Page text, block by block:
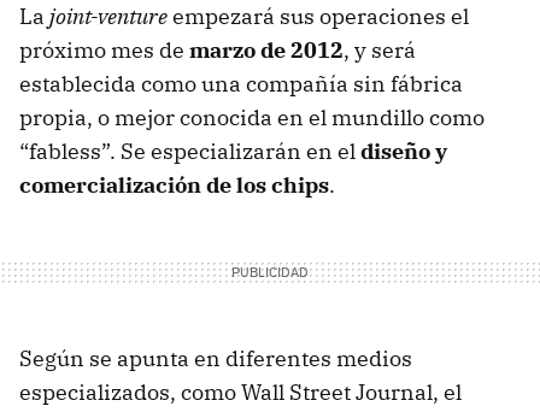
La joint-ventureempezará sus operaciones el
próximo mes de marzo de 2012, y será
establecida como una compañía sin fábrica
propia, o mejor conocida en el mundillo como
“fabless”. Se especializarán en el diseño y
comercialización de los chips.
Según se apunta en diferentes medios
especializados, como Wall Street Journal, el